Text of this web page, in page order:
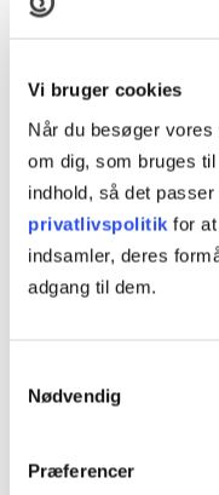
Vi bruger cookies
Når du besøger
om dig, som bruges
indhold, så det
privatlivspolitik for
indsamler, deres
adgang til dem.
Nødvendig
Præferencer
UNDERVISNINGSFORM
Online
Åbent værksted
KURSUSTYPE